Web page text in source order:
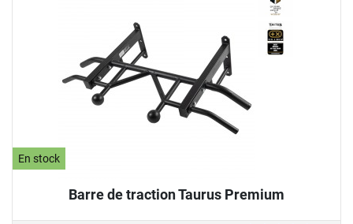
En stock
Barre de traction Taurus Premium